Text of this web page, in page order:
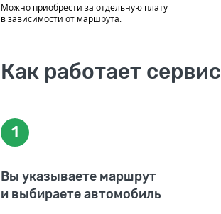
Можно приобрести за отдельную плату
в зависимости от маршрута.
Как работает сервис
1
Вы указываете маршрут
и выбираете автомобиль